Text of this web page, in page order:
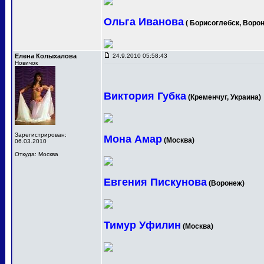
Ольга Иванова ( Борисоглебск,
Елена Колыхалова
Новичок
Зарегистрирован:
06.03.2010
Откуда: Москва
24.9.2010 05:58:43
Виктория Губка (Кременчуг, Украина)
Мона Амар (Москва)
Евгения Пискунова (Воронеж)
Тимур Уфилин (Москва)